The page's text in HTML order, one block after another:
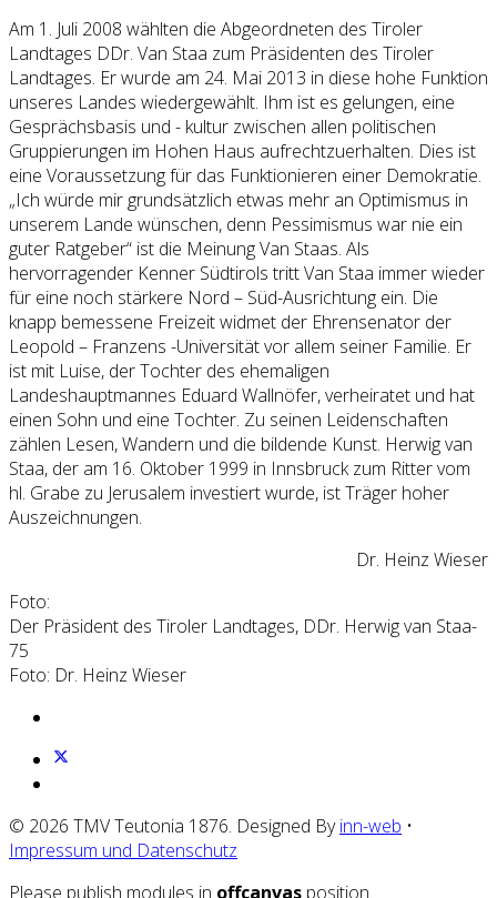
Am 1. Juli 2008 wählten die Abgeordneten des Tiroler
Landtages DDr. Van Staa zum Präsidenten des Tiroler
Landtages. Er wurde am 24. Mai 2013 in diese hohe Funktion
unseres Landes wiedergewählt. Ihm ist es gelungen, eine
Gesprächsbasis und - kultur zwischen allen politischen
Gruppierungen im Hohen Haus aufrechtzuerhalten. Dies ist
eine Voraussetzung für das Funktionieren einer Demokratie.
„Ich würde mir grundsätzlich etwas mehr an Optimismus in
unserem Lande wünschen, denn Pessimismus war nie ein
guter Ratgeber“ ist die Meinung Van Staas. Als
hervorragender Kenner Südtirols tritt Van Staa immer wieder
für eine noch stärkere Nord – Süd-Ausrichtung ein. Die
knapp bemessene Freizeit widmet der Ehrensenator der
Leopold – Franzens -Universität vor allem seiner Familie. Er
ist mit Luise, der Tochter des ehemaligen
Landeshauptmannes Eduard Wallnöfer, verheiratet und hat
einen Sohn und eine Tochter. Zu seinen Leidenschaften
zählen Lesen, Wandern und die bildende Kunst. Herwig van
Staa, der am 16. Oktober 1999 in Innsbruck zum Ritter vom
hl. Grabe zu Jerusalem investiert wurde, ist Träger hoher
Auszeichnungen.
Dr. Heinz Wieser
Foto:
Der Präsident des Tiroler Landtages, DDr. Herwig van Staa-
75
Foto: Dr. Heinz Wieser
© 2026 TMV Teutonia 1876. Designed Byinn-web •
Impressum und Datenschutz
Please publish modules in offcanvas position.